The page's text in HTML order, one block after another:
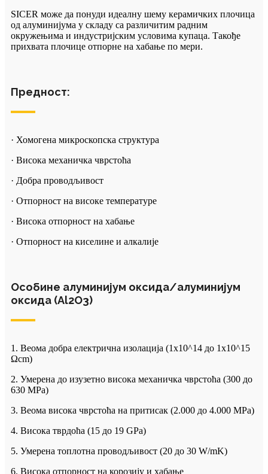
SICER може да понуди идеалну шему керамичких плочица
од алуминијума у ​​складу са различитим радним
окружењима и индустријским условима купаца. Такође
прихвата плочице отпорне на хабање по мери.
Предност:
· Хомогена микроскопска структура
· Висока механичка чврстоћа
· Добра проводљивост
· Отпорност на високе температуре
· Висока отпорност на хабање
· Отпорност на киселине и алкалије
Особине алуминијум оксида/алуминијум
оксида (Al2O3)
1. Веома добра електрична изолација (1x10^14 до 1x10^15
Ωcm)
2. Умерена до изузетно висока механичка чврстоћа (300 до
630 MPa)
3. Веома висока чврстоћа на притисак (2.000 до 4.000 MPa)
4. Висока тврдоћа (15 до 19 GPa)
5. Умерена топлотна проводљивост (20 до 30 W/mK)
6. Висока отпорност на корозију и хабање